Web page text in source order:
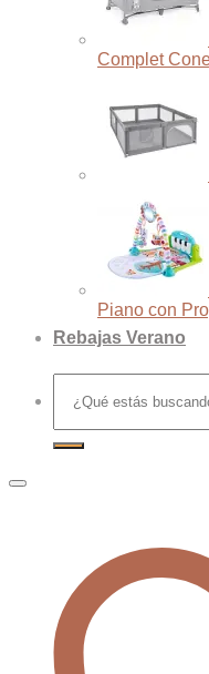
Complet
Piano con
Rebajas Verano
por: